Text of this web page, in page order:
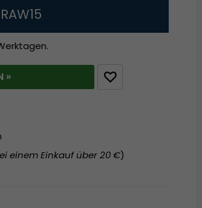
»
einem Einkauf über 20 €)